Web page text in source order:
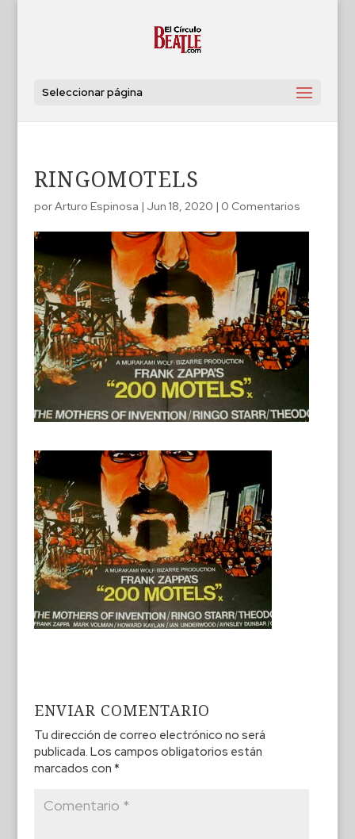
Seleccionar página
RINGOMOTELS
porArturo Espinosa | Jun 18, 2020 | 0 Comentarios
ENVIAR COMENTARIO
Tu dirección de correo electrónico no será
publicada. Los campos obligatorios están
marcados con *